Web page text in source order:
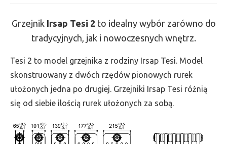
-
wys.
200,
szer.
990,
328
Grzejnik Irsap Tesi 2 to idealny wybór zarówno do
tradycyjnych, jak i nowoczesnych wnętrz.
Tesi 2 to model grzejnika z rodziny Irsap Tesi. Model
skonstruowany z dwóch rzędów pionowych rurek
ułożonych jedna po drugiej. Grzejniki Irsap Tesi różnią
się od siebie ilością rurek ułożonych za sobą.